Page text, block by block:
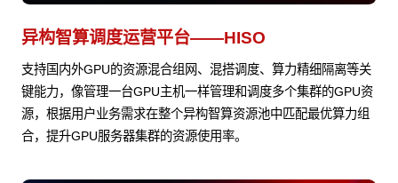
异构智算调度运营平台——HISO
支持国内外GPU的资源混合组网、混搭调度、算力精细隔离等关
键能力，像管理一台GPU主机一样管理和调度多个集群的GPU资
源，根据用户业务需求在整个异构智算资源池中匹配最优算力组
合，提升GPU服务器集群的资源使用率。